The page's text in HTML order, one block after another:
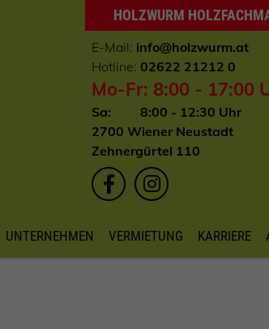
HOLZWURM
E-Mail: info@holzwurm.at
Hotline: 02622 21212 0
Mo-Fr: 8:00 - 17:00
Sa: 8:00 - 12:30 Uhr
2700 Wiener Neustadt
Zehnergürtel 110
UNTERNEHMEN VERMIETUNG KARRIERE